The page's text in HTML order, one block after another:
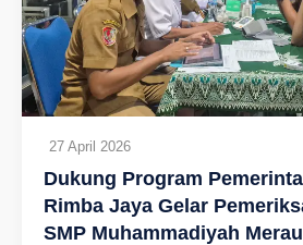
27 April 2026
Dukung Program
Rimba Jaya Gelar
SMP Muhammadiyah